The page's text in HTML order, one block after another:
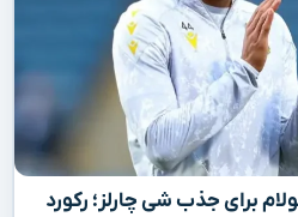
فولام برای جذب شی چارلز؛ رکورد